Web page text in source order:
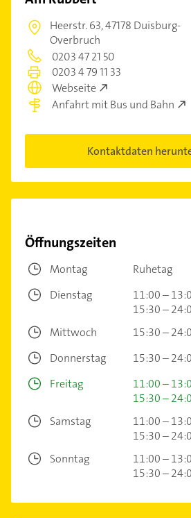
Heerstr. 63,47178 Duisburg-
Overbruch
0203 47 21 50
0203 4 79 11 33
Webseite
Anfahrt mit Bus und Bahn
Kontaktdaten
Öffnungszeiten
Montag
Ruhetag
Dienstag
11:00 –
15:30 –
Mittwoch
15:30 –
Donnerstag
15:30 –
Freitag
11:00 –
15:30 –
Samstag
11:00 –
15:30 –
Sonntag
11:00 –
15:30 –